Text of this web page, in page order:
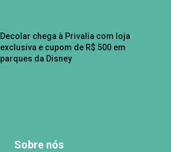
Decolar chega à Privalia com loja
exclusiva e cupom de R$ 500 em
parques da Disney
Sobre nós